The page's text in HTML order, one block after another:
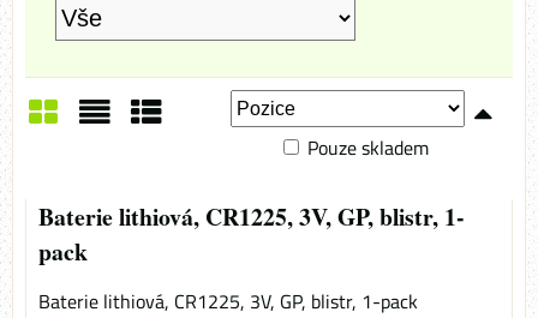
Pouze skladem
Baterie lithiová, CR1225, 3V, GP, blistr, 1-
pack
Baterie lithiová, CR1225, 3V, GP, blistr, 1-pack